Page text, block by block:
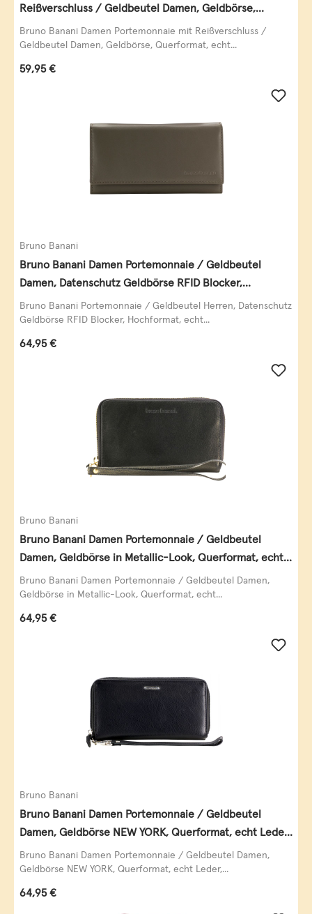
Reißverschluss / Geldbeutel Damen, Geldbörse,
Querformat, echt Leder, black/white/red
Bruno Banani Damen Portemonnaie mit Reißverschluss /
Geldbeutel Damen, Geldbörse, Querformat, echt...
Regulärer Preis:
59,95 €
Bruno Banani
Bruno Banani Damen Portemonnaie / Geldbeutel
Damen, Datenschutz Geldbörse RFID Blocker,
Querformat, echt Leder, taupe
Bruno Banani Portemonnaie / Geldbeutel Herren, Datenschutz
Geldbörse RFID Blocker, Hochformat, echt...
Regulärer Preis:
64,95 €
Bruno Banani
Bruno Banani Damen Portemonnaie / Geldbeutel
Damen, Geldbörse in Metallic-Look, Querformat, echt
Leder, schwarz-gold
Bruno Banani Damen Portemonnaie / Geldbeutel Damen,
Geldbörse in Metallic-Look, Querformat, echt...
Regulärer Preis:
64,95 €
Bruno Banani
Bruno Banani Damen Portemonnaie / Geldbeutel
Damen, Geldbörse NEW YORK, Querformat, echt Leder,
schwarz
Bruno Banani Damen Portemonnaie / Geldbeutel Damen,
Geldbörse NEW YORK, Querformat, echt Leder,...
Regulärer Preis:
64,95 €